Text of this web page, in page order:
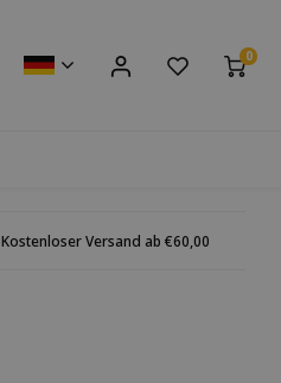
0
Kostenloser Versand ab €60,00